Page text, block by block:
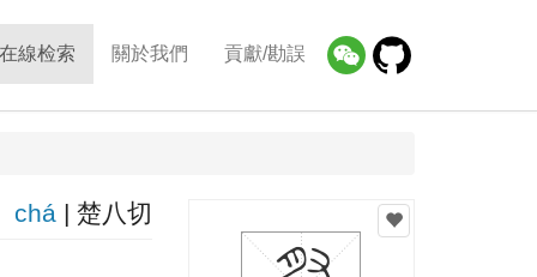
在線检索 關於我們 貢獻/勘誤
chá| 楚八切